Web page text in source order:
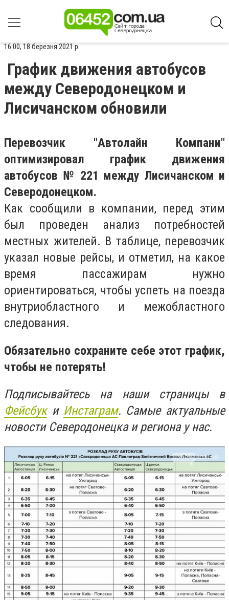
16:00, 18 березня 2021 р.
График движения автобусов
между Северодонецком и
Лисичанском обновили
Перевозчик "Автолайн Компани"
оптимизировал график движения
автобусов № 221 между Лисичанском и
Северодонецком.
Как сообщили в компании, перед этим
был проведен анализ потребностей
местных жителей. В таблице, перевозчик
указал новые рейсы, и отметил, на какое
время пассажирам нужно
ориентироваться, чтобы успеть на поезда
внутриобластного и межобластного
следования.
Обязательно сохраните себе этот график,
чтобы не потерять!
Подписывайтесь на наши страницы в
Фейсбуки Инстаграм. Самые актуальные
новости Северодонецка и региона у нас.